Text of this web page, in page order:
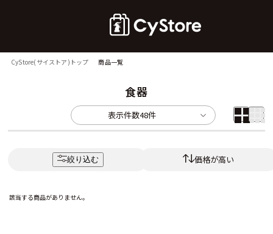
CyStore(サイストア)トップ 商品一覧
食器
表示件数48件
絞り込む 価格が高い
該当する商品がありません。